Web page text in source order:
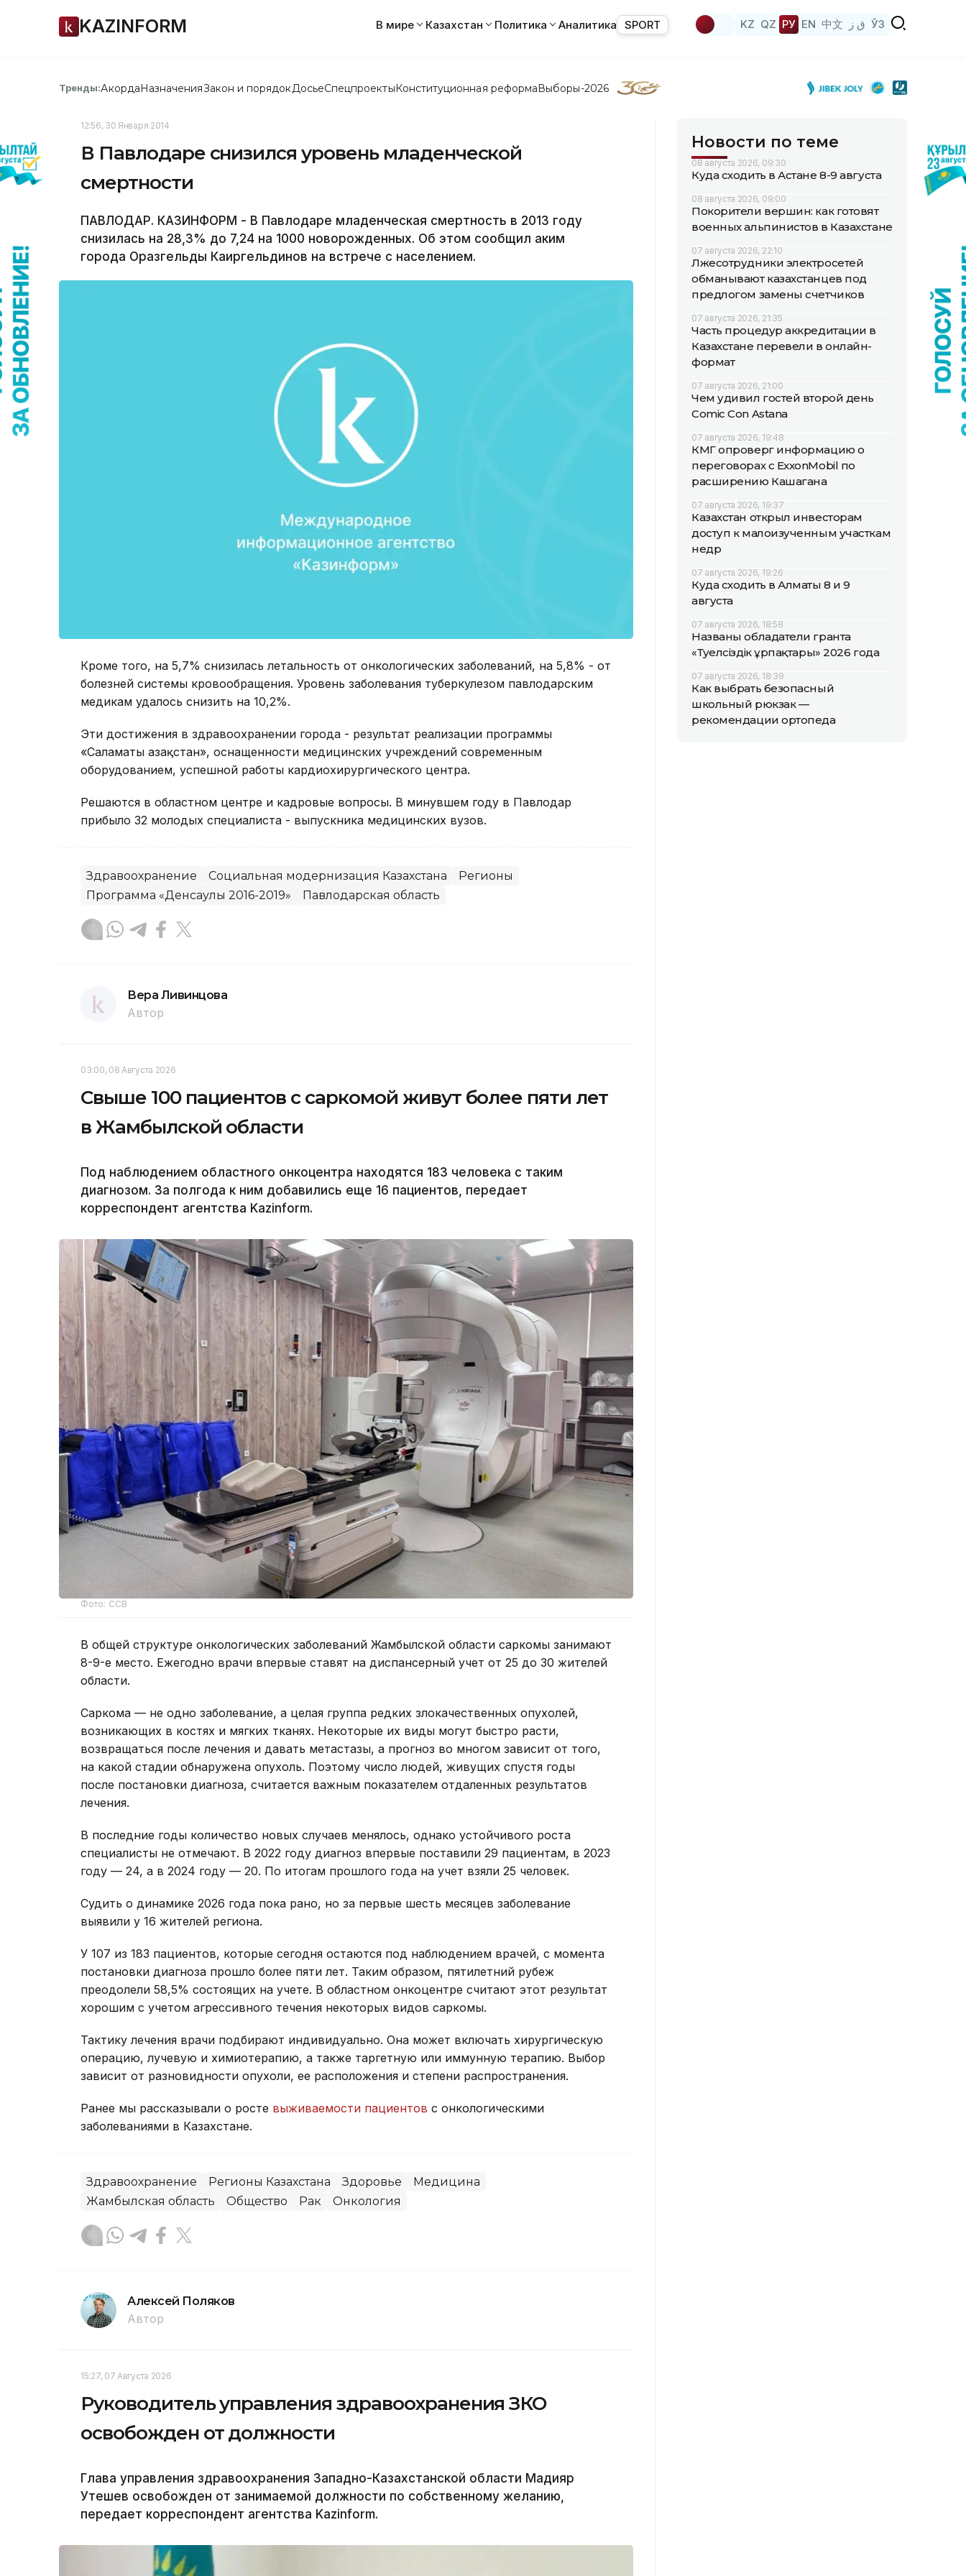
KAZINFORM В мире Казахстан Политика Аналитика SPORT KZ QZ РУ EN 中文 ق ز ЎЗ
Тренды:АкордаНазначенияЗакон и порядок ДосьеСпецпроектыКонституционная реформаВыборы-2026
12:56, 30 Января 2014
В Павлодаре снизился уровень младенческой
смертности
ПАВЛОДАР. КАЗИНФОРМ - В Павлодаре младенческая смертность в 2013 году
снизилась на 28,3% до 7,24 на 1000 новорожденных. Об этом сообщил аким
города Оразгельды Каиргельдинов на встрече с населением.
Кроме того, на 5,7% снизилась летальность от онкологических заболеваний, на 5,8% - от
болезней системы кровообращения. Уровень заболевания туберкулезом павлодарским
медикам удалось снизить на 10,2%.
Эти достижения в здравоохранении города - результат реализации программы
«Саламаты Қазақстан», оснащенности медицинских учреждений современным
оборудованием, успешной работы кардиохирургического центра.
Решаются в областном центре и кадровые вопросы. В минувшем году в Павлодар
прибыло 32 молодых специалиста - выпускника медицинских вузов.
Здравоохранение Социальная модернизация Казахстана
Регионы
Программа «Денсаулық 2016-2019»
Павлодарская область
Вера Ливинцова
Автор
03:00, 08 Августа 2026
Свыше 100 пациентов с саркомой живут более пяти лет
в Жамбылской области
Под наблюдением областного онкоцентра находятся 183 человека с таким
диагнозом. За полгода к ним добавились еще 16 пациентов, передает
корреспондент агентства Kazinform.
Фото: ССВ
В общей структуре онкологических заболеваний Жамбылской области саркомы занимают
8-9-е место. Ежегодно врачи впервые ставят на диспансерный учет от 25 до 30 жителей
области.
Саркома — не одно заболевание, а целая группа редких злокачественных опухолей,
возникающих в костях и мягких тканях. Некоторые их виды могут быстро расти,
возвращаться после лечения и давать метастазы, а прогноз во многом зависит от того,
на какой стадии обнаружена опухоль. Поэтому число людей, живущих спустя годы
после постановки диагноза, считается важным показателем отдаленных результатов
лечения.
В последние годы количество новых случаев менялось, однако устойчивого роста
специалисты не отмечают. В 2022 году диагноз впервые поставили 29 пациентам, в 2023
году — 24, а в 2024 году — 20. По итогам прошлого года на учет взяли 25 человек.
Судить о динамике 2026 года пока рано, но за первые шесть месяцев заболевание
выявили у 16 жителей региона.
У 107 из 183 пациентов, которые сегодня остаются под наблюдением врачей, с момента
постановки диагноза прошло более пяти лет. Таким образом, пятилетний рубеж
преодолели 58,5% состоящих на учете. В областном онкоцентре считают этот результат
хорошим с учетом агрессивного течения некоторых видов саркомы.
Тактику лечения врачи подбирают индивидуально. Она может включать хирургическую
операцию, лучевую и химиотерапию, а также таргетную или иммунную терапию. Выбор
зависит от разновидности опухоли, ее расположения и степени распространения.
Ранее мы рассказывали о росте выживаемости пациентов с онкологическими
заболеваниями в Казахстане.
Здравоохранение Регионы Казахстана Здоровье
Медицина
Жамбылская область
Общество Рак Онкология
Алексей Поляков
Автор
15:27, 07 Августа 2026
Руководитель управления здравоохранения ЗКО
освобожден от должности
Глава управления здравоохранения Западно-Казахстанской области Мадияр
Утешев освобожден от занимаемой должности по собственному желанию,
передает корреспондент агентства Kazinform.
Новости по теме
08 августа 2026, 09:30
Куда сходить в Астане 8-9 августа
08 августа 2026, 09:00
Покорители вершин: как готовят
военных альпинистов в Казахстане
07 августа 2026, 22:10
Лжесотрудники электросетей
обманывают казахстанцев под
предлогом замены счетчиков
07 августа 2026, 21:35
Часть процедур аккредитации в
Казахстане перевели в онлайн-
формат
07 августа 2026, 21:00
Чем удивил гостей второй день
Comic Con Astana
07 августа 2026, 19:48
КМГ опроверг информацию о
переговорах с ExxonMobil по
расширению Кашагана
07 августа 2026, 19:37
Казахстан открыл инвесторам
доступ к малоизученным участкам
недр
07 августа 2026, 19:26
Куда сходить в Алматы 8 и 9
августа
07 августа 2026, 18:58
Названы обладатели гранта
«Тәуелсіздік ұрпақтары» 2026 года
07 августа 2026, 18:39
Как выбрать безопасный
школьный рюкзак —
рекомендации ортопеда